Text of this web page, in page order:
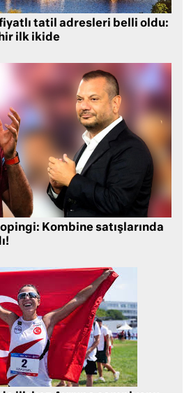
fiyatlı tatil adresleri belli oldu:
ilk ikide
Kombine satışlarında